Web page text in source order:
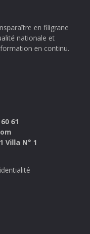
en filigrane
nationale et
en continu.
61
Villa N° 1